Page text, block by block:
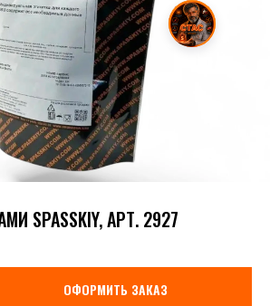
SPASSKIY, АРТ. 2927
ОФОРМИТЬ ЗАКАЗ